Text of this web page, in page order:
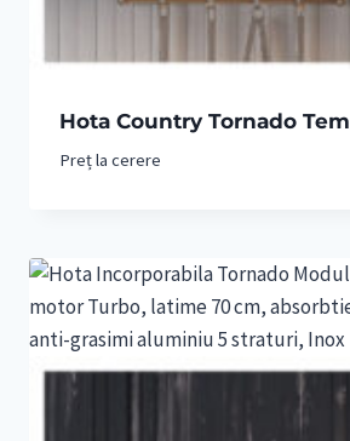
Hota Country Tornado
Preț la cerere